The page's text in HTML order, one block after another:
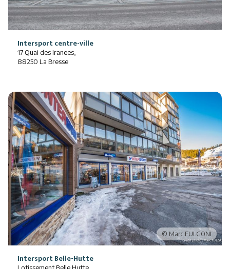
Intersport centre-ville
17 Quai des Iranees,
88250 La Bresse
Intersport Belle-Hutte